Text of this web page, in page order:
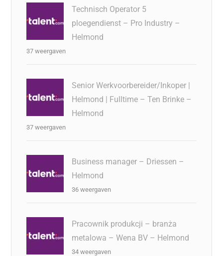
Technisch Operator 5
ploegendienst – Pro Industry –
Helmond
37 weergaven
Senior Werkvoorbereider/Inkoper |
Helmond | Fulltime – Ten Brinke –
Helmond
37 weergaven
Business manager – Driessen –
Helmond
36 weergaven
Pracownik produkcji – branża
metalowa – Wena BV – Helmond
34 weergaven